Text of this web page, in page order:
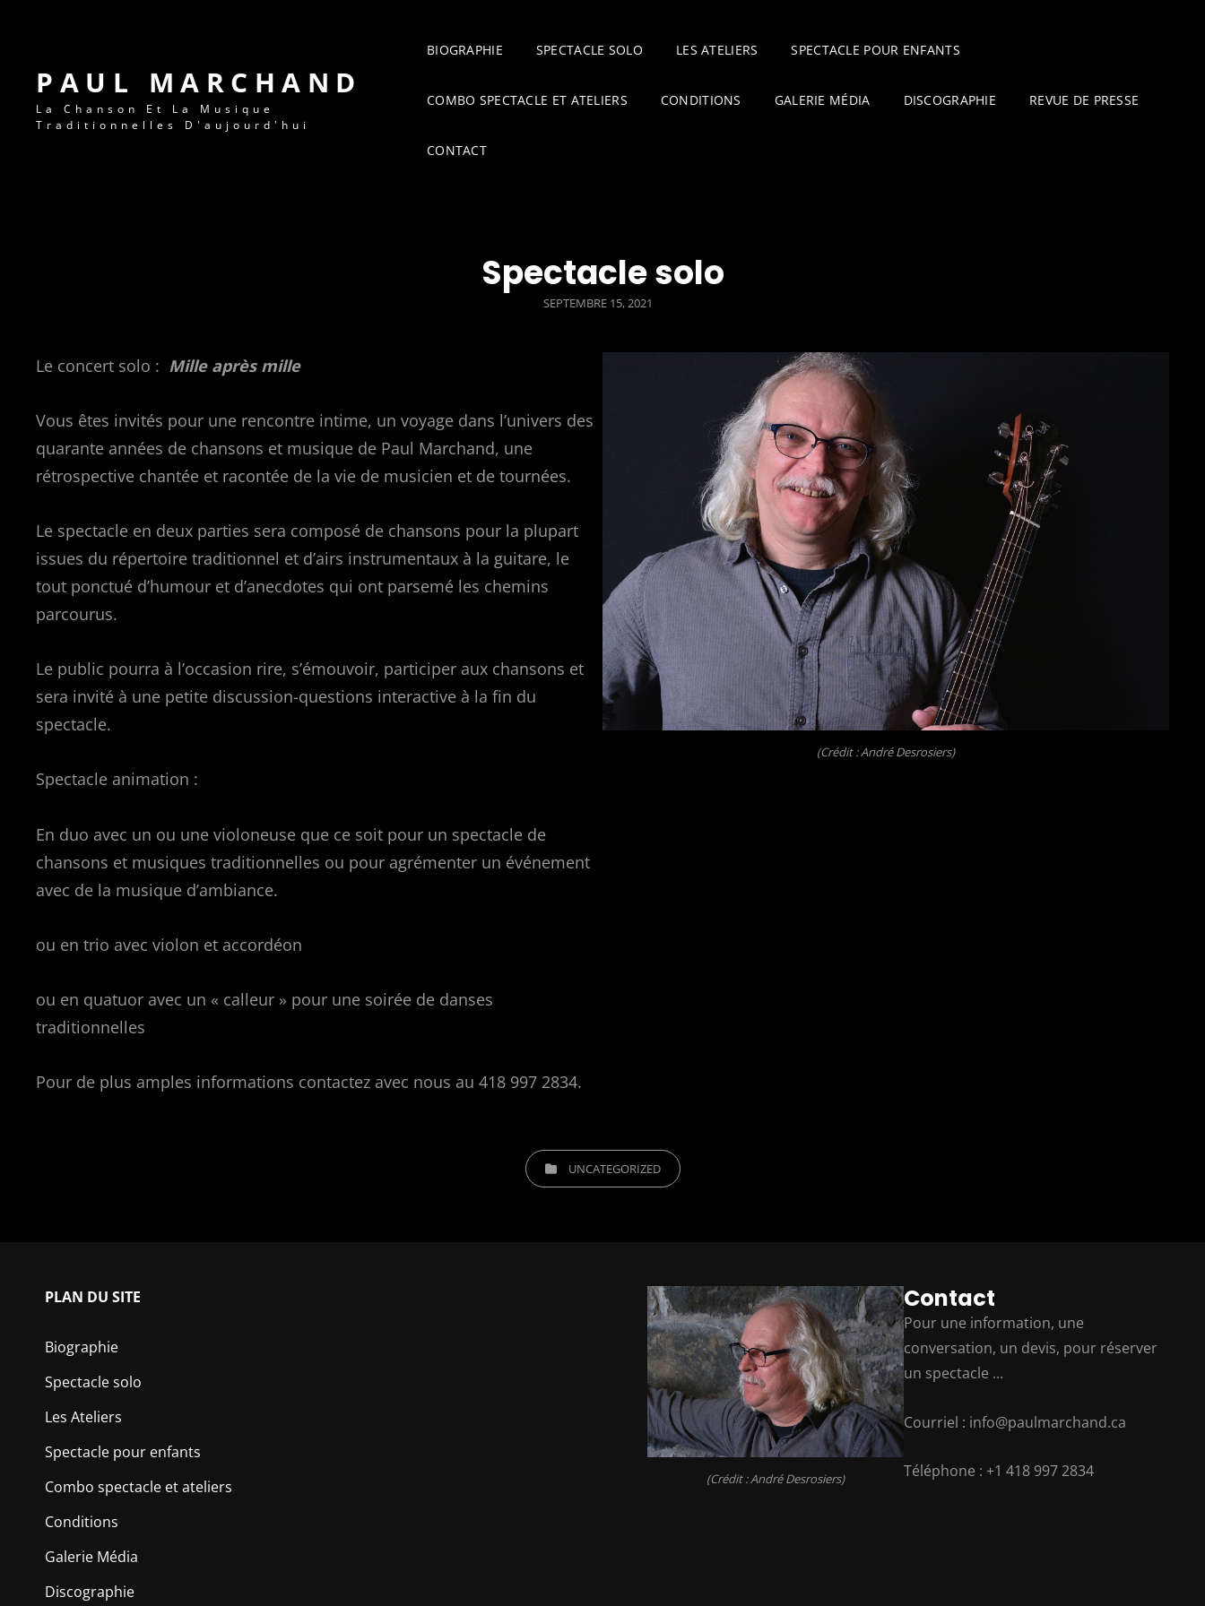
PAUL MARCHAND
La Chanson Et La Musique
Traditionnelles D'aujourd'hui
BIOGRAPHIE SPECTACLE SOLO LES ATELIERS SPECTACLE POUR ENFANTS
COMBO SPECTACLE ET ATELIERS CONDITIONS GALERIE MÉDIA DISCOGRAPHIE REVUE DE PRESSE
CONTACT
Spectacle solo
POSTED
SEPTEMBRE 15, 2021
Le concert solo : Mille après mille
Vous êtes invités pour une rencontre intime, un voyage dans l’univers des
quarante années de chansons et musique de Paul Marchand, une
rétrospective chantée et racontée de la vie de musicien et de tournées.
Le spectacle en deux parties sera composé de chansons pour la plupart
issues du répertoire traditionnel et d’airs instrumentaux à la guitare, le
tout ponctué d’humour et d’anecdotes qui ont parsemé les chemins
parcourus.
Le public pourra à l’occasion rire, s’émouvoir, participer aux chansons et
sera invité à une petite discussion-questions interactive à la fin du
spectacle.
Spectacle animation :
En duo avec un ou une violoneuse que ce soit pour un spectacle de
chansons et musiques traditionnelles ou pour agrémenter un événement
avec de la musique d’ambiance.
ou en trio avec violon et accordéon
ou en quatuor avec un « calleur » pour une soirée de danses
traditionnelles
Pour de plus amples informations contactez avec nous au 418 997 2834.
(Crédit : André Desrosiers)
CATEGORIESUNCATEGORIZED
PLAN DU SITE
Biographie
Spectacle solo
Les Ateliers
Spectacle pour enfants
Combo spectacle et ateliers
Conditions
Galerie Média
Discographie
(Crédit : André Desrosiers)
Contact
Pour une information, une
conversation, un devis, pour réserver
un spectacle ...
Courriel : info@paulmarchand.ca
Téléphone : +1 418 997 2834